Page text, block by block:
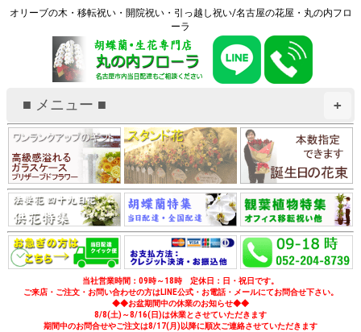
オリーブの木・移転祝い・開院祝い・引っ越し祝い/名古屋の花屋・丸の内フロ
ーラ
+
■ メニュー ■
当社営業時間：09時～18時 定休日：日・祝日です。
ご来店・ご注文・お問い合わせの方はLINE公式・お電話・メールにてお問合せ下さい。
◆◆お盆期間中の休業のお知らせ◆◆
8/8(土)～8/16(日)は休業とさせていただきます
期間中のお問合せやご注文は8/17(月)以降に順次ご連絡させていただきます